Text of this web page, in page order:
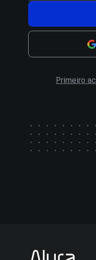
Primeiro